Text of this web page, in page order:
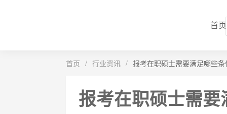
首页
首页 / 行业资讯 / 报考在职硕士需要满足哪些
报考在职硕士需